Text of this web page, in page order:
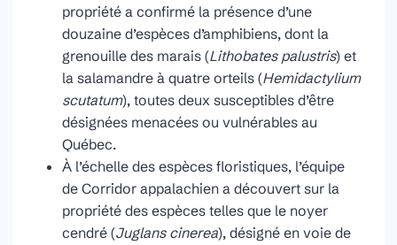
propriété a confirmé la présence d’une
douzaine d’espèces d’amphibiens, dont la
grenouille des marais (Lithobates palustris) et
la salamandre à quatre orteils (Hemidactylium
scutatum), toutes deux susceptibles d’être
désignées menacées ou vulnérables au
Québec.
À l’échelle des espèces floristiques, l’équipe
de Corridor appalachien a découvert sur la
propriété des espèces telles que le noyer
cendré (Juglans cinerea), désigné en voie de